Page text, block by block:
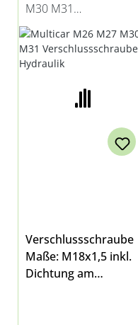
M30 M31
VERSCHLUSSSCHRAU
BE HYDRAULIK
Verschlussschraube
Maße: M18x1,5 inkl.
Dichtung am